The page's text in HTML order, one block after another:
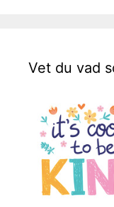
Vet du vad